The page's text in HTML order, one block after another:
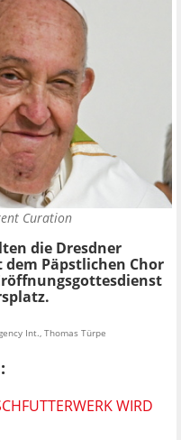
Curation
die Dresdner
Päpstlichen Chor
Int., Thomas Türpe
:
WIRD